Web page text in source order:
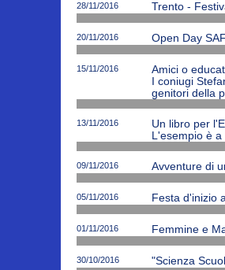
28/11/2016 Trento -
20/11/2016 Open Day
15/11/2016
Amici o
I coniugi
genitori della
13/11/2016
Un libro per
L'esempio è a
09/11/2016 Avventure di
05/11/2016 Festa d'inizio
01/11/2016 Femmine e
30/10/2016 "Scienza